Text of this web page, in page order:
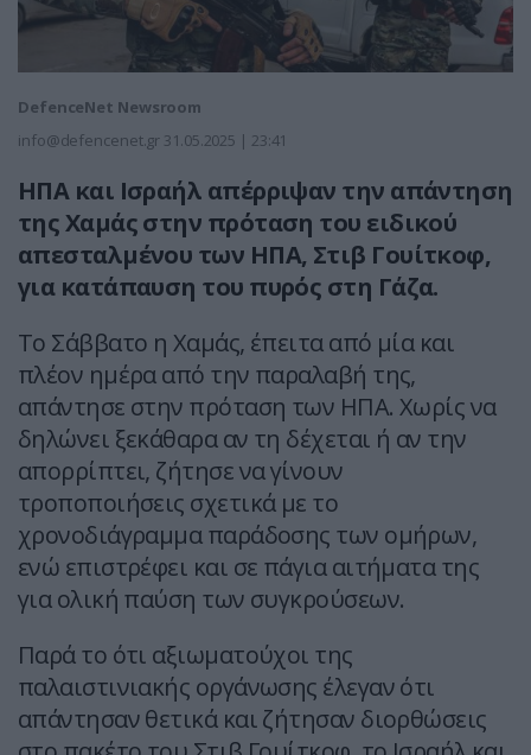
DefenceNet Newsroom
info@defencenet.gr 31.05.2025 | 23:41
ΗΠΑ και Ισραήλ απέρριψαν την απάντηση
της Χαμάς στην πρόταση του ειδικού
απεσταλμένου των ΗΠΑ, Στιβ Γουίτκοφ,
για κατάπαυση του πυρός στη Γάζα.
Το Σάββατο η Χαμάς, έπειτα από μία και
πλέον ημέρα από την παραλαβή της,
απάντησε στην πρόταση των ΗΠΑ. Χωρίς να
δηλώνει ξεκάθαρα αν τη δέχεται ή αν την
απορρίπτει, ζήτησε να γίνουν
τροποποιήσεις σχετικά με το
χρονοδιάγραμμα παράδοσης των ομήρων,
ενώ επιστρέφει και σε πάγια αιτήματα της
για ολική παύση των συγκρούσεων.
Παρά το ότι αξιωματούχοι της
παλαιστινιακής οργάνωσης έλεγαν ότι
απάντησαν θετικά και ζήτησαν διορθώσεις